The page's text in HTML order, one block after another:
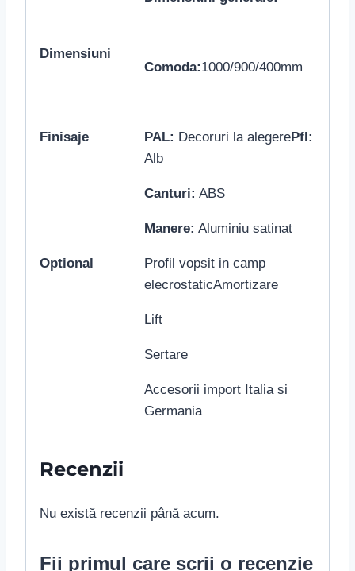
Dimensiuni
Comoda:1000/900/400mm
Finisaje PAL: Decoruri la alegerePfl:
Alb
Canturi: ABS
Manere: Aluminiu satinat
Optional
Profil vopsit in camp
elecrostaticAmortizare
Lift
Sertare
Accesorii import Italia si
Germania
Recenzii
Nu există recenzii până acum.
Fii primul care scrii o recenzie